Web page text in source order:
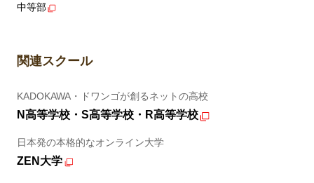
中等部
関連スクール
KADOKAWA・ドワンゴが創るネットの高校
N高等学校・S高等学校・R高等学校
日本発の本格的なオンライン大学
ZEN大学